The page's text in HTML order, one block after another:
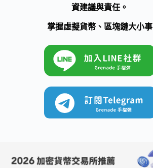
資建議與責任。
掌握虛擬貨幣、區塊鏈大小事